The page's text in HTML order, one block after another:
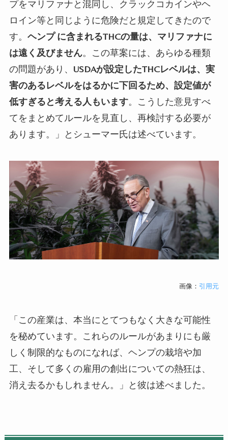
プをマリファナと混同し、クラックコカインやヘ
ロイン等と同じように危険だと規定してきたので
す。 ヘンプ に含まれるTHCの量は、マリファナに
は遠く及びません。この草案には、あらゆる種類
の問題があり、 USDAが設定したTHCレベルは、実
害のあるレベルをはるかに下回るため、設定値が
低すぎると考える人もいます。こうした意見すべ
てをまとめてルールを見直し、再検討する必要が
あります。」とシューマー氏は述べています。
画像： 引用元
「この産業は、本当にとてつもなく大きな可能性
を秘めています。これらのルールがあまりにも厳
しく制限的なものになれば、ヘンプの栽培や加
工、そして多くの雇用の創出についての熱狂は、
消え去るかもしれません。」と彼は述べました。